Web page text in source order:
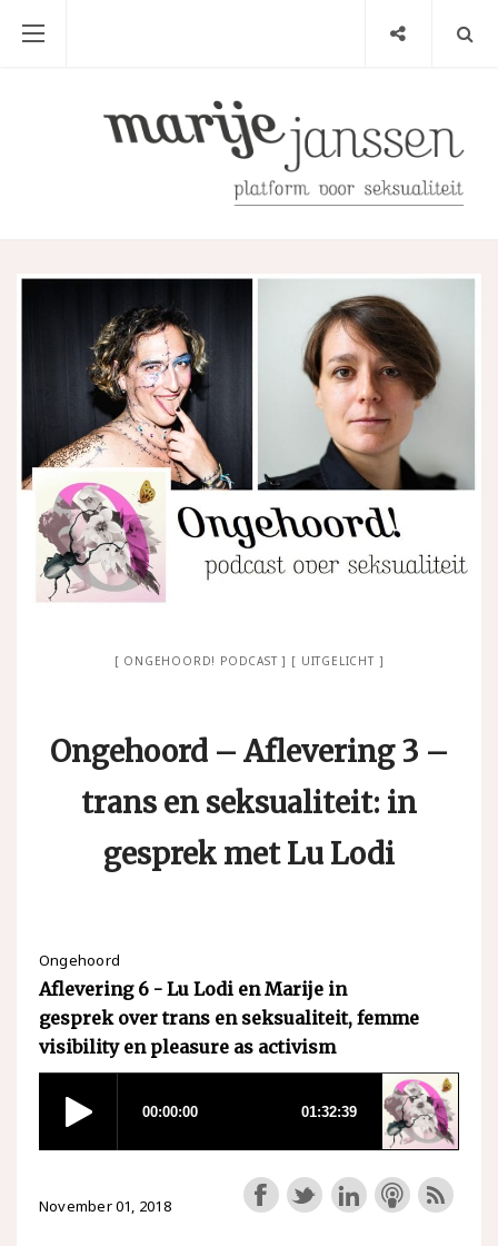
ONGEHOORD! PODCAST UITGELICHT
Ongehoord – Aflevering 3 –
trans en seksualiteit: in
gesprek met Lu Lodi
Ongehoord
Aflevering 6 - Lu Lodi en Marije in
gesprek over trans en seksualiteit, femme
visibility en pleasure as activism
November 01, 2018